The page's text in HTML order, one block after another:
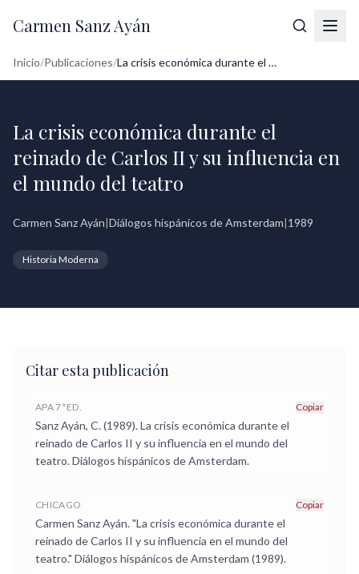
Carmen Sanz Ayán
Inicio/Publicaciones/ La crisis económica durante el reinado d...
La crisis económica durante el
reinado de Carlos II y su influencia en
el mundo del teatro
Carmen Sanz Ayán|Diálogos hispánicos de Amsterdam|1989
Historia Moderna
Citar esta publicación
APA 7ª ED. Copiar
Sanz Ayán, C. (1989). La crisis económica durante el
reinado de Carlos II y su influencia en el mundo del
teatro. Diálogos hispánicos de Amsterdam.
CHICAGO Copiar
Carmen Sanz Ayán. "La crisis económica durante el
reinado de Carlos II y su influencia en el mundo del
teatro." Diálogos hispánicos de Amsterdam (1989).